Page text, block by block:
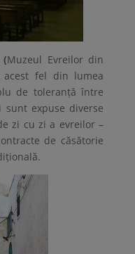
(Muzeul Evreilor din
acest fel din lumea
de toleranță între
sunt expuse diverse
zi cu zi a evreilor –
de căsătorie